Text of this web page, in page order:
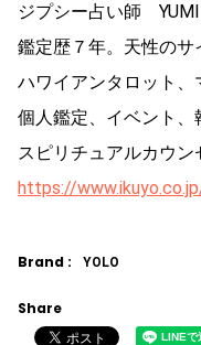
ジプシー占い師
鑑定歴７年。天性の
ハワイアンタロット
個人鑑定、イベント、
スピリチュアルカウ
https://
Brand : YOLO
Share